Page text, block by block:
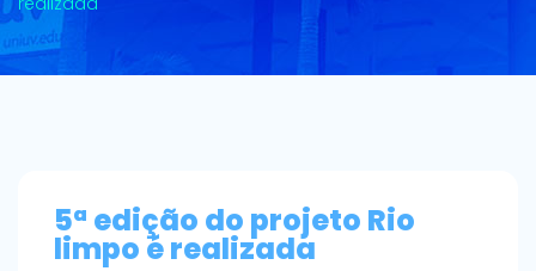
5ª edição do projeto Rio
limpo é realizada